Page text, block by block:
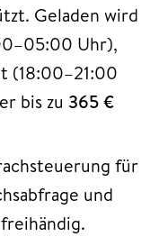
Geladen wird
Uhr),
(18:00–21:00
bis zu 365 €
für
und